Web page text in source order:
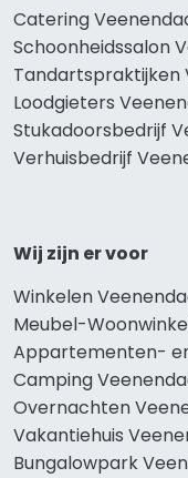
Catering
Schoonheidssalon
Tandartspraktijken
Loodgieters
Stukadoorsbedrijf
Verhuisbedrijf
Wij zijn er voor
Winkelen
Meubel-
Appartementen-
Camping
Overnachten
Vakantiehuis
Bungalowpark